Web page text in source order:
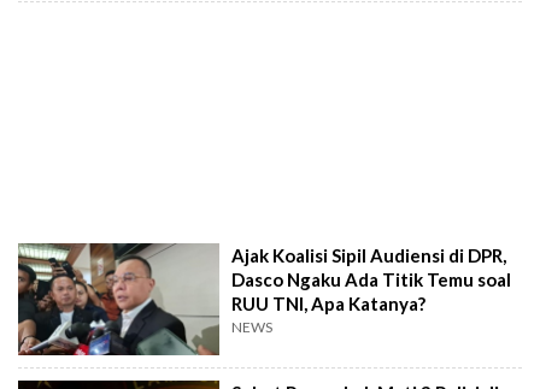
Ajak Koalisi Sipil Audiensi di DPR,
Dasco Ngaku Ada Titik Temu soal
RUU TNI, Apa Katanya?
NEWS